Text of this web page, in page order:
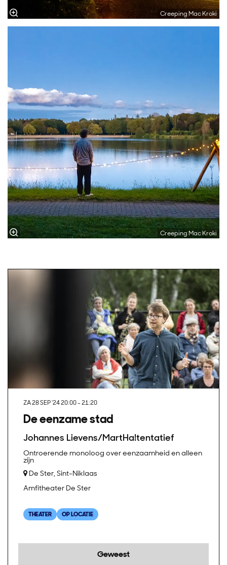
Creeping Mac Kroki
Creeping Mac Kroki
De eenzame stad
Johannes Lievens/MartHa!tentatief
ZA 28 SEP '2420:00 - 21:20
Ontroerende monoloog over eenzaamheid en alleen
zijn
De Ster, Sint-Niklaas
Amfitheater De Ster
THEATER OP LOCATIE
Geweest